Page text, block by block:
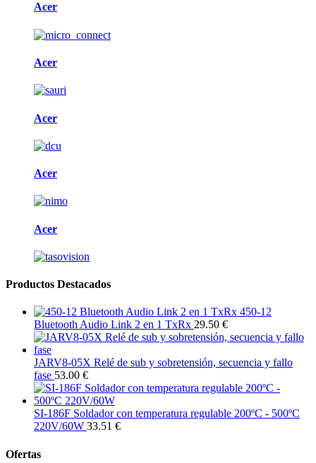
Acer
Acer
Acer
Acer
Acer
Productos Destacados
450-12
Bluetooth Audio Link 2 en 1 TxRx 29.50 €
JARV8-05X Relé de sub y sobretensión, secuencia y fallo
fase 53.00 €
SI-186F Soldador con temperatura regulable 200ºC - 500ºC
220V/60W 33.51 €
Ofertas